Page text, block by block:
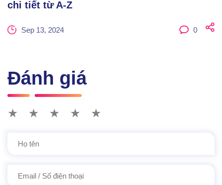
chi tiết từ A-Z
Sep 13, 2024 0
Đánh giá
★ ★ ★ ★ ★